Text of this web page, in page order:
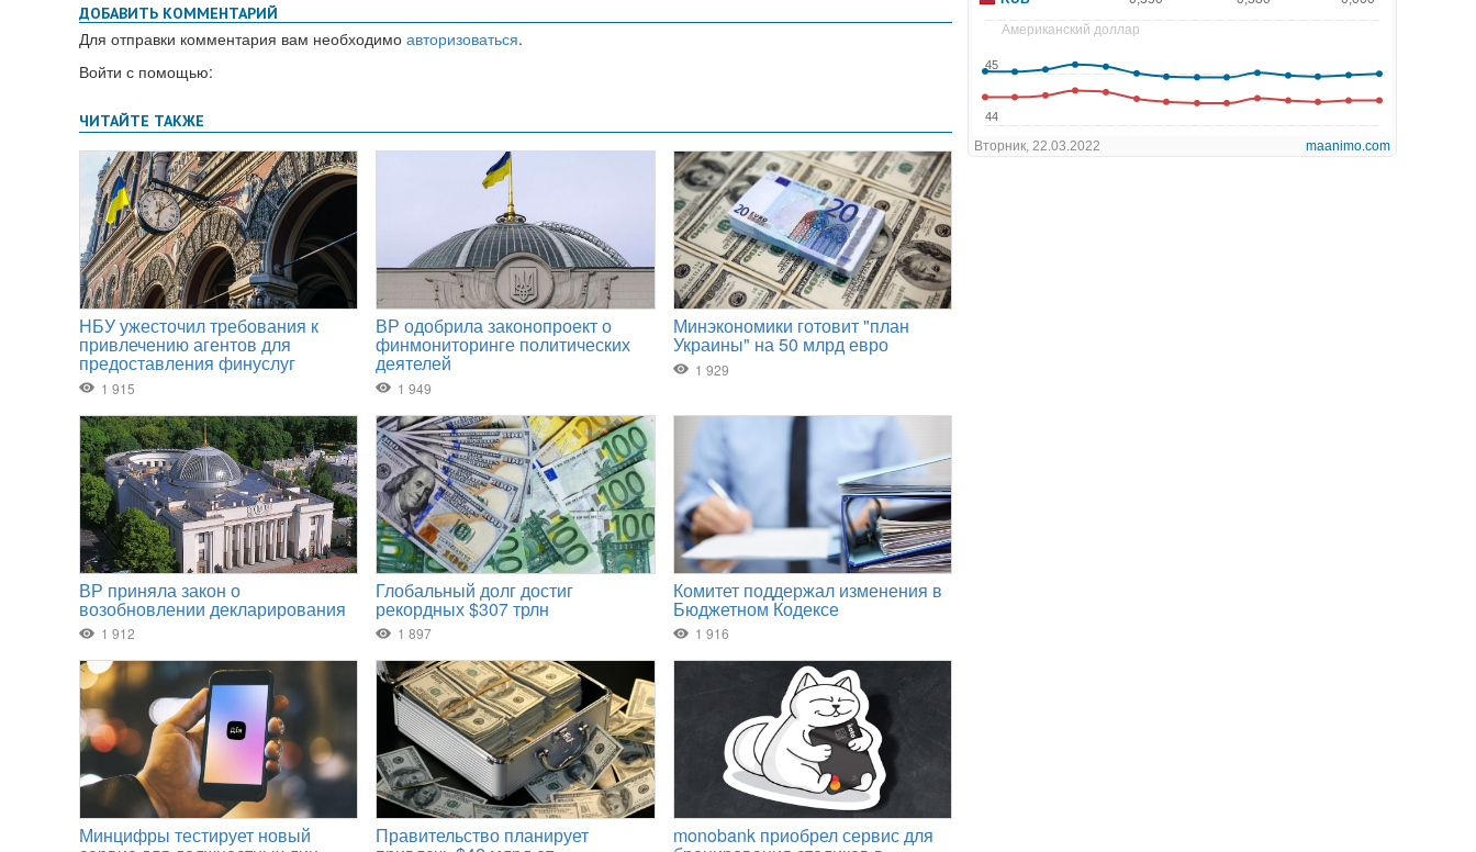
ДОБАВИТЬ КОММЕНТАРИЙ
Для отправки комментария вам необходимо авторизоваться.
Войти с помощью: